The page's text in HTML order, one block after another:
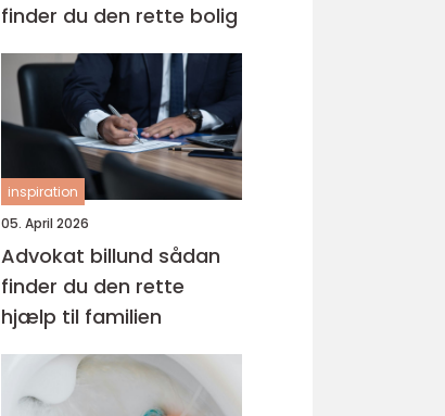
finder du den rette bolig
inspiration
05. April 2026
Advokat billund sådan
finder du den rette
hjælp til familien